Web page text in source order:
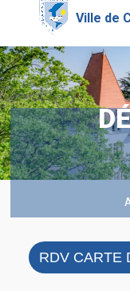
content
RDV CARTE